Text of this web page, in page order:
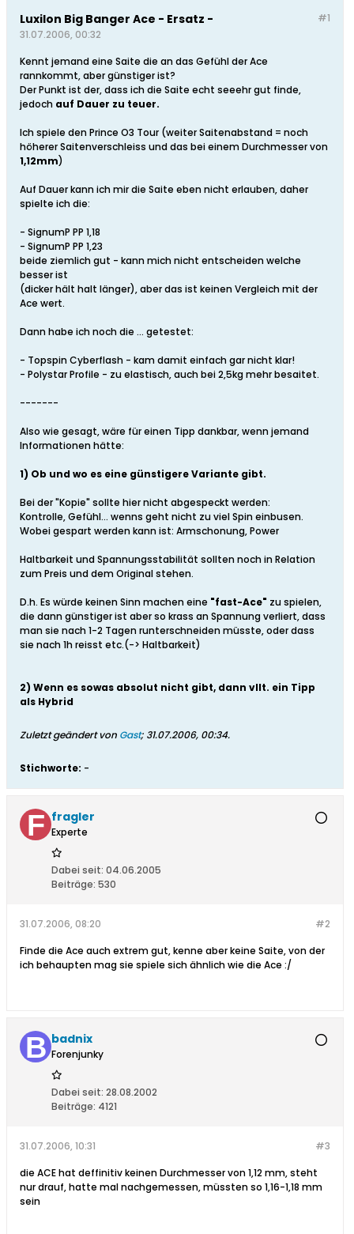
#1
Luxilon Big Banger Ace - Ersatz -
31.07.2006, 00:32
Kennt jemand eine Saite die an das Gefühl der Ace
rannkommt, aber günstiger ist?
Der Punkt ist der, dass ich die Saite echt seeehr gut finde,
jedoch auf Dauer zu teuer.
Ich spiele den Prince O3 Tour (weiter Saitenabstand = noch
höherer Saitenverschleiss und das bei einem Durchmesser von
1,12mm)
Auf Dauer kann ich mir die Saite eben nicht erlauben, daher
spielte ich die:
- SignumP PP 1,18
- SignumP PP 1,23
beide ziemlich gut - kann mich nicht entscheiden welche
besser ist
(dicker hält halt länger), aber das ist keinen Vergleich mit der
Ace wert.
Dann habe ich noch die ... getestet:
- Topspin Cyberflash - kam damit einfach gar nicht klar!
- Polystar Profile - zu elastisch, auch bei 2,5kg mehr besaitet.
-------
Also wie gesagt, wäre für einen Tipp dankbar, wenn jemand
Informationen hätte:
1) Ob und wo es eine günstigere Variante gibt.
Bei der "Kopie" sollte hier nicht abgespeckt werden:
Kontrolle, Gefühl... wenns geht nicht zu viel Spin einbusen.
Wobei gespart werden kann ist: Armschonung, Power
Haltbarkeit und Spannungsstabilität sollten noch in Relation
zum Preis und dem Original stehen.
D.h. Es würde keinen Sinn machen eine "fast-Ace" zu spielen,
die dann günstiger ist aber so krass an Spannung verliert, dass
man sie nach 1-2 Tagen runterschneiden müsste, oder dass
sie nach 1h reisst etc.(-> Haltbarkeit)
2) Wenn es sowas absolut nicht gibt, dann vllt. ein Tipp
als Hybrid
Zuletzt geändert von Gast; 31.07.2006, 00:34.
Stichworte: -
fragler
Experte
Dabei seit: 04.06.2005
Beiträge: 530
#2
31.07.2006, 08:20
Finde die Ace auch extrem gut, kenne aber keine Saite, von der
ich behaupten mag sie spiele sich ähnlich wie die Ace :/
badnix
Forenjunky
Dabei seit: 28.08.2002
Beiträge: 4121
#3
31.07.2006, 10:31
die ACE hat deffinitiv keinen Durchmesser von 1,12 mm, steht
nur drauf, hatte mal nachgemessen, müssten so 1,16-1,18 mm
sein